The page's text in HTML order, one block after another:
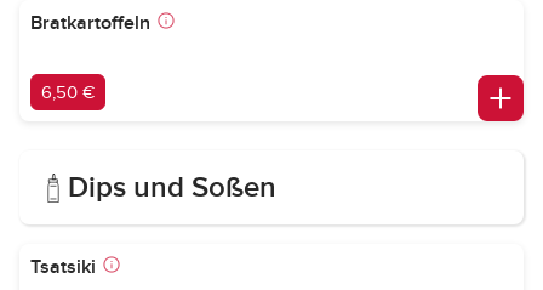
Bratkartoffeln
6,50 €
Dips und Soßen
Tsatsiki